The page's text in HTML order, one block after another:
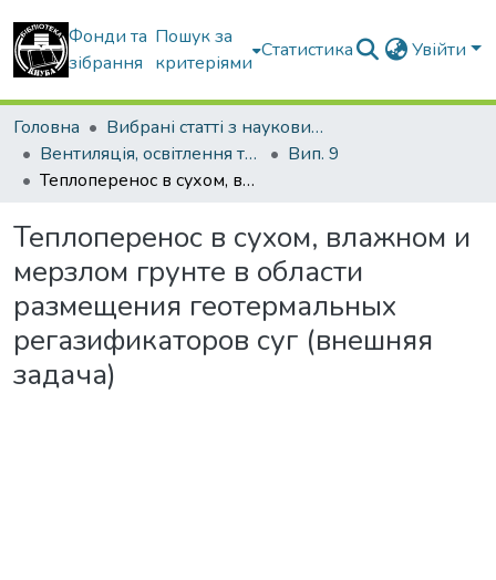
Фонди та
зібрання
Пошук за
критеріями
Статистика Увійти
Головна
Вибрані статті з наукових збірників КНУБА
Вентиляція, освітлення та теплогазопостачання
Вип. 9
Теплоперенос в сухом, влажном и мерзлом грунте в области размещения геотермальных регазификаторов суг (внешняя задача)
Теплоперенос в сухом, влажном и
мерзлом грунте в области
размещения геотермальных
регазификаторов суг (внешняя
задача)